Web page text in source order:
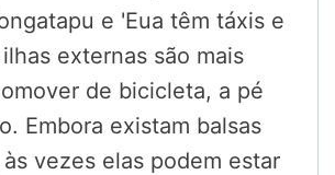
e 'Eua têm táxis e
externas são mais
de bicicleta, a pé
Embora existam balsas
vezes elas podem estar